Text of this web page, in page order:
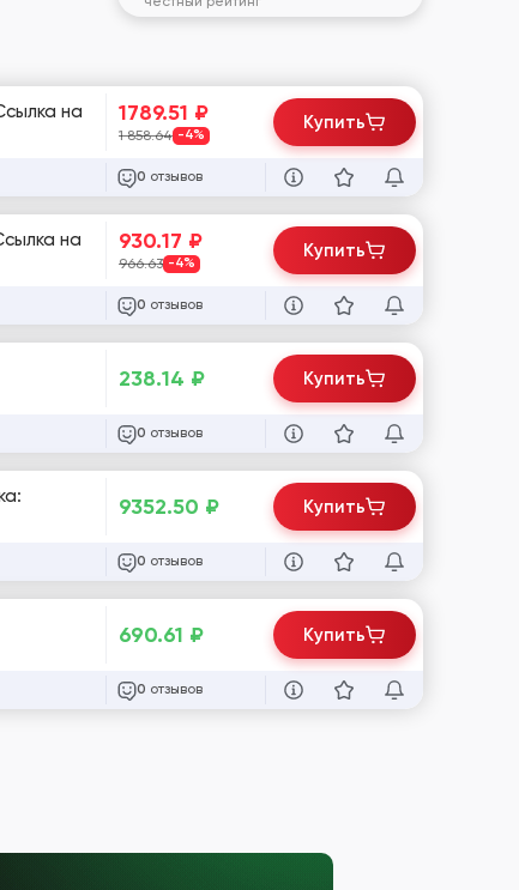
на
1789.51 ₽
1 858.64 -4%
0 отзывов
Купить
на
930.17 ₽
966.63 -4%
0 отзывов
Купить
238.14 ₽
0 отзывов
Купить
9352.50 ₽
0 отзывов
Купить
690.61 ₽
0 отзывов
Купить